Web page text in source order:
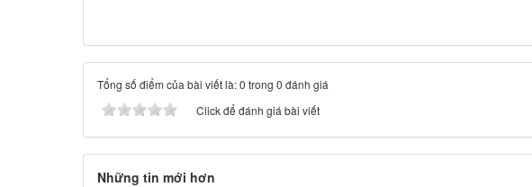
Tổng số điểm của bài viết là: 0 trong 0 đánh giá
Click để đánh giá bài viết
Những tin mới hơn